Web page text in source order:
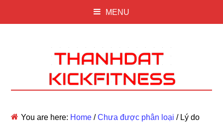
MENU
You are here: Home / Chưa được phân loại /Lý do